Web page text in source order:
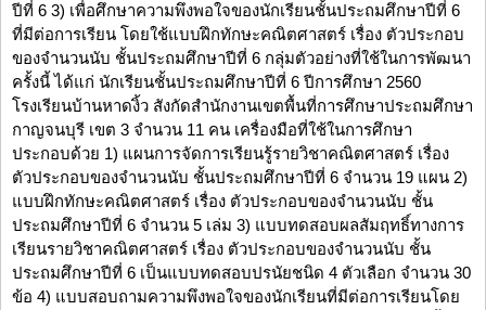
ปีที่ 6 3) เพื่อศึกษาความพึงพอใจของนักเรียนชั้นประถมศึกษาปีที่ 6
ที่มีต่อการเรียน โดยใช้แบบฝึกทักษะคณิตศาสตร์ เรื่อง ตัวประกอบ
ของจำนวนนับ ชั้นประถมศึกษาปีที่ 6 กลุ่มตัวอย่างที่ใช้ในการพัฒนา
ครั้งนี้ ได้แก่ นักเรียนชั้นประถมศึกษาปีที่ 6 ปีการศึกษา 2560
โรงเรียนบ้านหาดงิ้ว สังกัดสำนักงานเขตพื้นที่การศึกษาประถมศึกษา
กาญจนบุรี เขต 3 จำนวน 11 คน เครื่องมือที่ใช้ในการศึกษา
ประกอบด้วย 1) แผนการจัดการเรียนรู้รายวิชาคณิตศาสตร์ เรื่อง
ตัวประกอบของจำนวนนับ ชั้นประถมศึกษาปีที่ 6 จำนวน 19 แผน 2)
แบบฝึกทักษะคณิตศาสตร์ เรื่อง ตัวประกอบของจำนวนนับ ชั้น
ประถมศึกษาปีที่ 6 จำนวน 5 เล่ม 3) แบบทดสอบผลสัมฤทธิ์ทางการ
เรียนรายวิชาคณิตศาสตร์ เรื่อง ตัวประกอบของจำนวนนับ ชั้น
ประถมศึกษาปีที่ 6 เป็นแบบทดสอบปรนัยชนิด 4 ตัวเลือก จำนวน 30
ข้อ 4) แบบสอบถามความพึงพอใจของนักเรียนที่มีต่อการเรียนโดย